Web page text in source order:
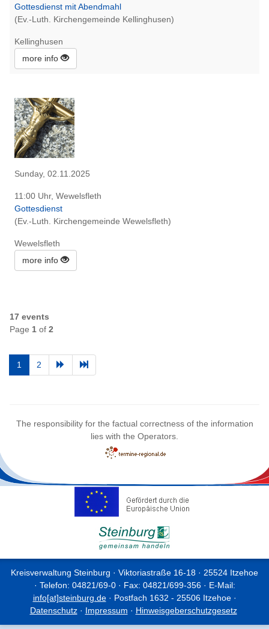
Gottesdienst mit Abendmahl
(Ev.-Luth. Kirchengemeinde Kellinghusen)
Kellinghusen
more info
Sunday, 02.11.2025
11:00 Uhr, Wewelsfleth
Gottesdienst
(Ev.-Luth. Kirchengemeinde Wewelsfleth)
Wewelsfleth
more info
17 events
Page 1 of 2
1 2
The responsibility for the factual correctness of the information
lies with the Operators.
Kreisverwaltung Steinburg · Viktoriastraße 16-18 · 25524 Itzehoe
· Telefon: 04821/69-0 · Fax: 04821/699-356 · E-Mail:
info[at]steinburg.de· Postfach 1632 - 25506 Itzehoe ·
Datenschutz· Impressum · Hinweisgeberschutzgesetz